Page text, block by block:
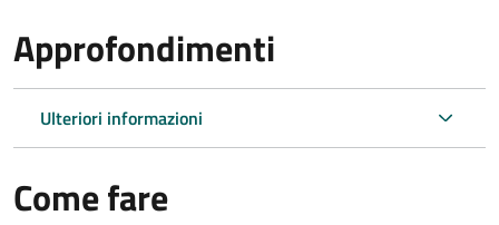
Approfondimenti
Ulteriori informazioni
Come fare